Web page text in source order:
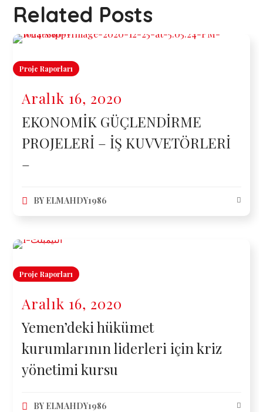
Related Posts
Proje Raporları
Aralık 16, 2020
EKONOMİK GÜÇLENDİRME
PROJELERİ – İŞ KUVVETÖRLERİ
–
BY ELMAHDY1986
Proje Raporları
Aralık 16, 2020
Yemen’deki hükümet
kurumlarının liderleri için kriz
yönetimi kursu
BY ELMAHDY1986